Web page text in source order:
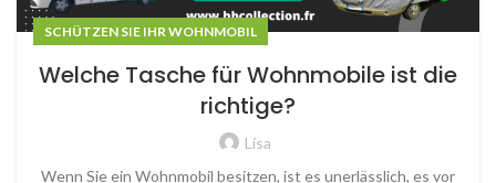
SCHÜTZEN SIE IHR WOHNMOBIL
Welche Tasche für Wohnmobile ist die
richtige?
Lisa
Wenn Sie ein Wohnmobil besitzen, ist es unerlässlich, es vor